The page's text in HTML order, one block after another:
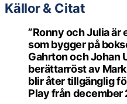
Källor & Citat
”Ronny och Julia är
som bygger på
Gahrton och Johan
berättarröst av
blir åter tillgänglig
Play från december